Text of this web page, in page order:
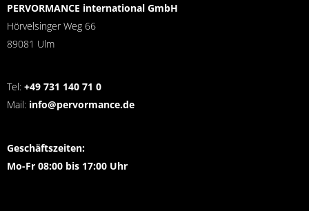
PERVORMANCE international GmbH
Hörvelsinger Weg 66
89081 Ulm
Tel: +49 731 140 71 0
Mail: info@pervormance.de
Geschäftszeiten:
Mo-Fr 08:00 bis 17:00 Uhr